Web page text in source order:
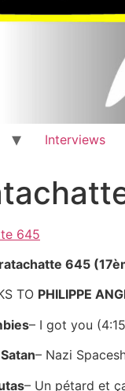
Interviews
645
645
TO PHILIPPE
– I got you
– Nazi
– Un pétard et